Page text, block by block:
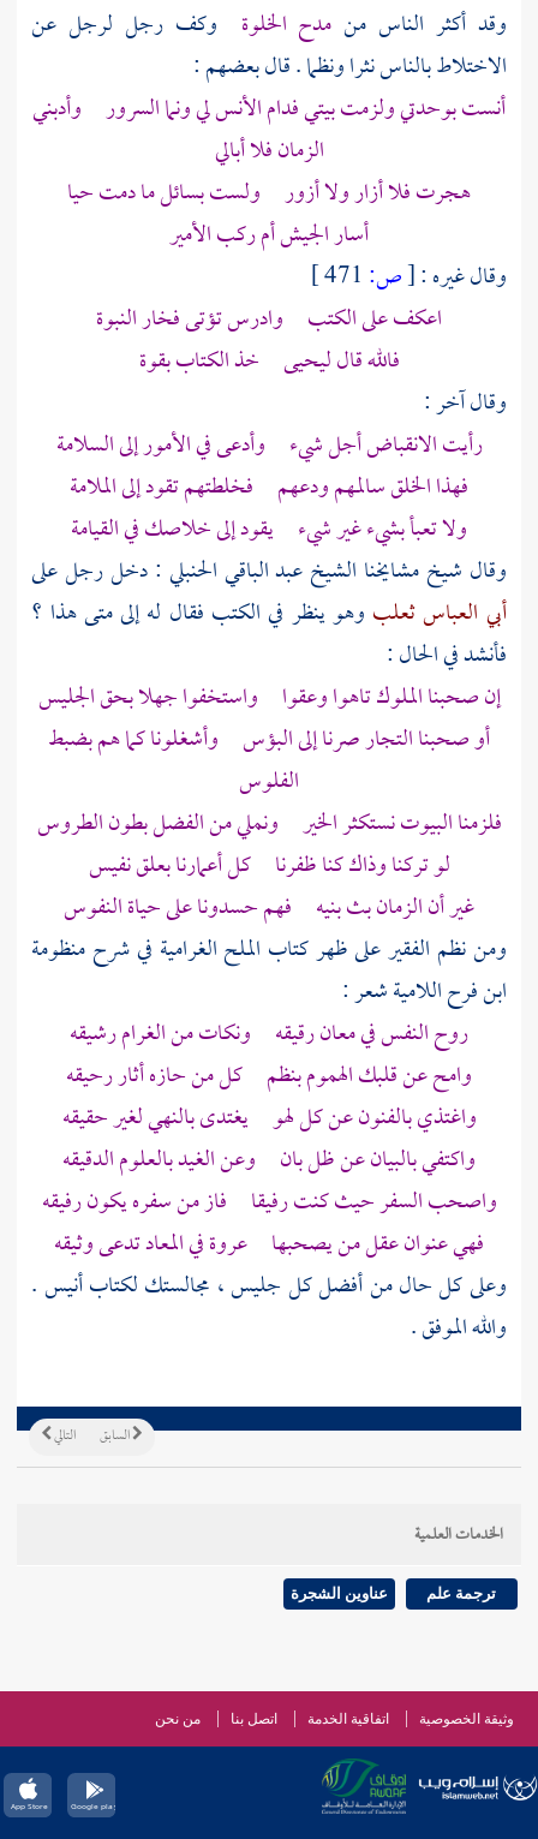
وقد أكثر الناس من مدح الخلوة وكف رجل لرجل عن
الاختلاط بالناس نثرا ونظما . قال بعضهم :
أنست بوحدتي ولزمت بيتي فدام الأنس لي ونما السرور وأدبني
الزمان فلا أبالي
هجرت فلا أزار ولا أزور ولست بسائل ما دمت حيا
أسار الجيش أم ركب الأمير
وقال غيره :[ص:
اعكف على الكتب وادرس تؤتى فخار النبوة
فالله قالليحيى خذ الكتاب بقوة
وقال آخر :
رأيت الانقباض أجل شيء وأدعى في الأمور إلى السلامة
فهذا الخلق سالمهم ودعهم فخلطتهم تقود إلى الملامة
ولا تعبأ بشيء غير شيء يقود إلى خلاصك في القيامة
وقال شيخ مشايخنا الشيخ عبد الباقي الحنبلي : دخل رجل على
أبي العباس ثعلب وهو ينظر في الكتب فقال له إلى متى هذا ؟
فأنشد في الحال :
إن صحبنا الملوك تاهوا وعقوا واستخفوا جهلا بحق الجليس
أو صحبنا التجار صرنا إلى البؤس وأشغلونا كما هم بضبط
الفلوس
فلزمنا البيوت نستكثر الخير ونملي من الفضل بطون الطروس
لو تركنا وذاك كنا ظفرنا كل أعمارنا بعلق نفيس
غير أن الزمان بث بنيه فهم حسدونا على حياة النفوس
ومن نظم الفقير على ظهر كتاب الملح الغرامية في شرح منظومة
ابن فرحاللامية شعر :
روح النفس في معان رقيقه ونكات من الغرام رشيقه
وامح عن قلبك الهموم بنظم كل من حازه أثار رحيقه
واغتذي بالفنون عن كل لهو يغتدى بالنهي لغير حقيقه
واكتفي بالبيان عن ظل بان وعن الغيد بالعلوم الدقيقه
واصحب السفر حيث كنت رفيقا فاز من سفره يكون رفيقه
فهي عنوان عقل من يصحبها عروة في المعاد تدعى وثيقه
وعلى كل حال من أفضل كل جليس ، مجالستك لكتاب أنيس .
والله الموفق .
التالي السابق
الخدمات العلمية
ترجمة علم عناوين الشجرة
وثيقة الخصوصية اتفاقية الخدمة اتصل بنا من نحن